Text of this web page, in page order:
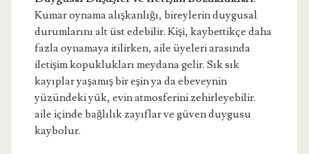
Kumar oynama alışkanlığı, bireylerin duygusal
durumlarını alt üst edebilir. Kişi, kaybettikçe daha
fazla oynamaya itilirken, aile üyeleri arasında
iletişim kopuklukları meydana gelir. Sık sık
kayıplar yaşamış bir eşin ya da ebeveynin
yüzündeki yük, evin atmosferini zehirleyebilir.
aile içinde bağlılık zayıflar ve güven duygusu
kaybolur.